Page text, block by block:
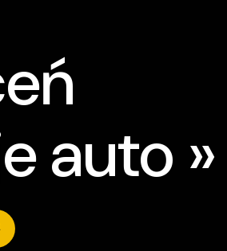
auto »